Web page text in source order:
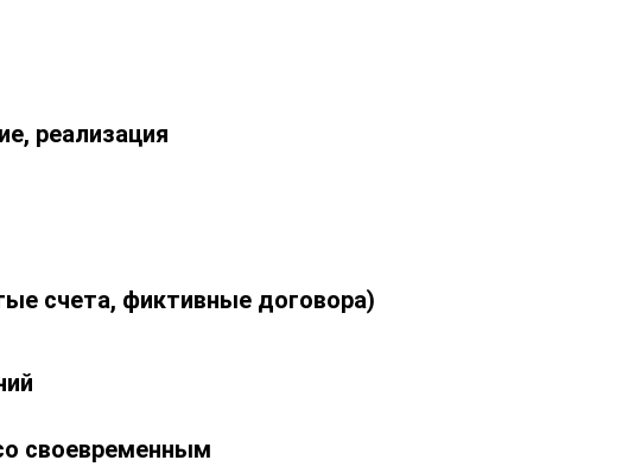
реализация
счета, фиктивные договора)
своевременным